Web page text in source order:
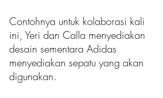
Contohnya untuk kolaborasi kali
ini, Yeri dan Calla menyediakan
desain sementara Adidas
menyediakan sepatu yang akan
digunakan.